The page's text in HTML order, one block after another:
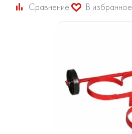
Сравнение В избранное